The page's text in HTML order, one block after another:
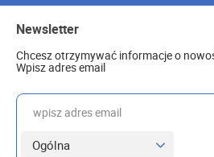
Newsletter
Chcesz otrzymywać informacje o
Wpisz adres email
wpisz adres email